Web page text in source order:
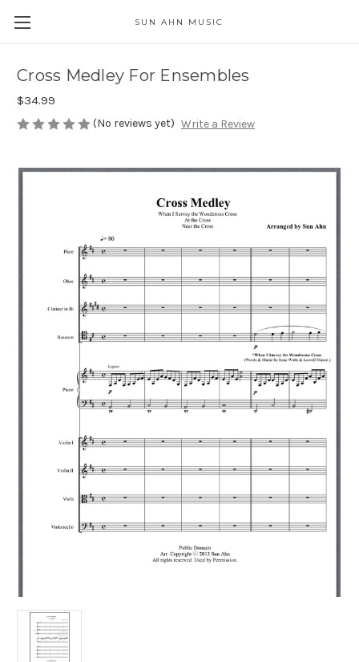
SUN AHN MUSIC
Cross Medley For Ensembles
$34.99
(No reviews yet) Write a Review